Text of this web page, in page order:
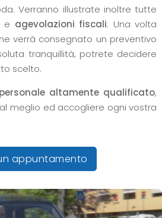
Verranno illustrate inoltre tutte
e agevolazioni fiscali. Una volta
verrà consegnato un preventivo
tranquillità, potrete decidere
scelto.
personale altamente qualificato,
meglio ed accogliere ogni vostra
appuntamento